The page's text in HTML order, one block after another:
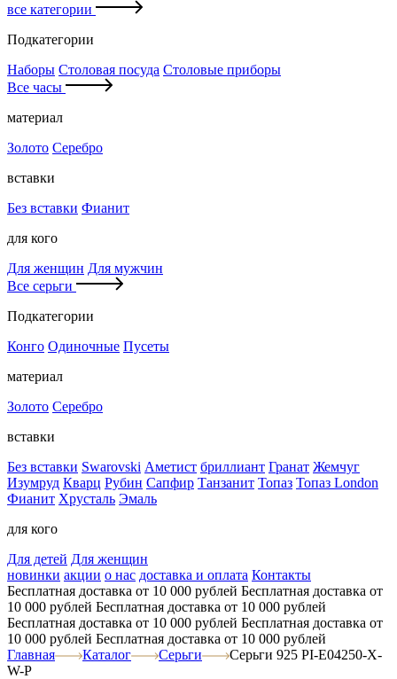
все категории
Подкатегории
Наборы Столовая посуда Столовые приборы
Все часы
материал
Золото Серебро
вставки
Без вставки Фианит
для кого
Для женщин Для мужчин
Все серьги
Подкатегории
Конго Одиночные Пусеты
материал
Золото Серебро
вставки
Без вставки Swarovski Аметист бриллиант Гранат Жемчуг
Изумруд Кварц Рубин Сапфир Танзанит Топаз Топаз London
Фианит Хрусталь Эмаль
для кого
Для детей Для женщин
новинки акции о нас доставка и оплата Контакты
Бесплатная доставка от 10 000 рублей Бесплатная доставка от
10 000 рублей Бесплатная доставка от 10 000 рублей
Бесплатная доставка от 10 000 рублей Бесплатная доставка от
10 000 рублей Бесплатная доставка от 10 000 рублей
Главная
Каталог Серьги
Серьги 925 PI-E04250-X-
W-P